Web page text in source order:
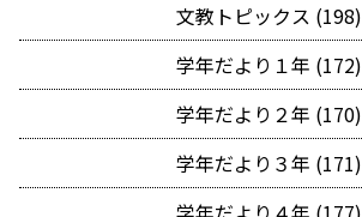
文教トピックス (198)
学年だより１年 (172)
学年だより２年 (170)
学年だより３年 (171)